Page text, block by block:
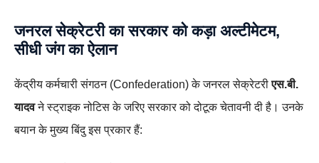
जनरल सेक्रेटरी का सरकार को कड़ा अल्टीमेटम,
सीधी जंग का ऐलान
केंद्रीय कर्मचारी संगठन (Confederation) के जनरल सेक्रेटरीएस.बी.
यादवने स्ट्राइक नोटिस के जरिए सरकार को दोटूक चेतावनी दी है। उनके
बयान के मुख्य बिंदु इस प्रकार हैं: